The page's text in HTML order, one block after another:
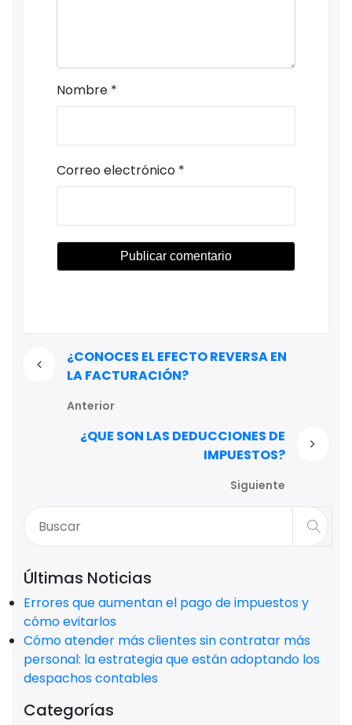
Nombre *
Correo electrónico *
¿CONOCES EL EFECTO REVERSA EN
LA FACTURACIÓN?
Anterior
¿QUE SON LAS DEDUCCIONES DE
IMPUESTOS?
Siguiente
Últimas Noticias
Errores que aumentan el pago de impuestos y
cómo evitarlos
Cómo atender más clientes sin contratar más
personal: la estrategia que están adoptando los
despachos contables
Categorías